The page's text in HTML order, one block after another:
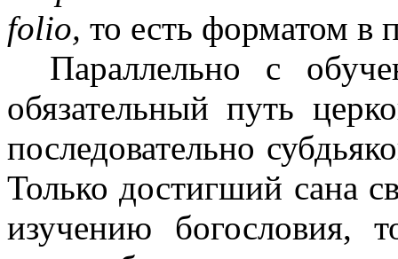
folio, то есть форматом в
Параллельно с
обязательный путь
последовательно
Только достигший сана
изучению богословия,